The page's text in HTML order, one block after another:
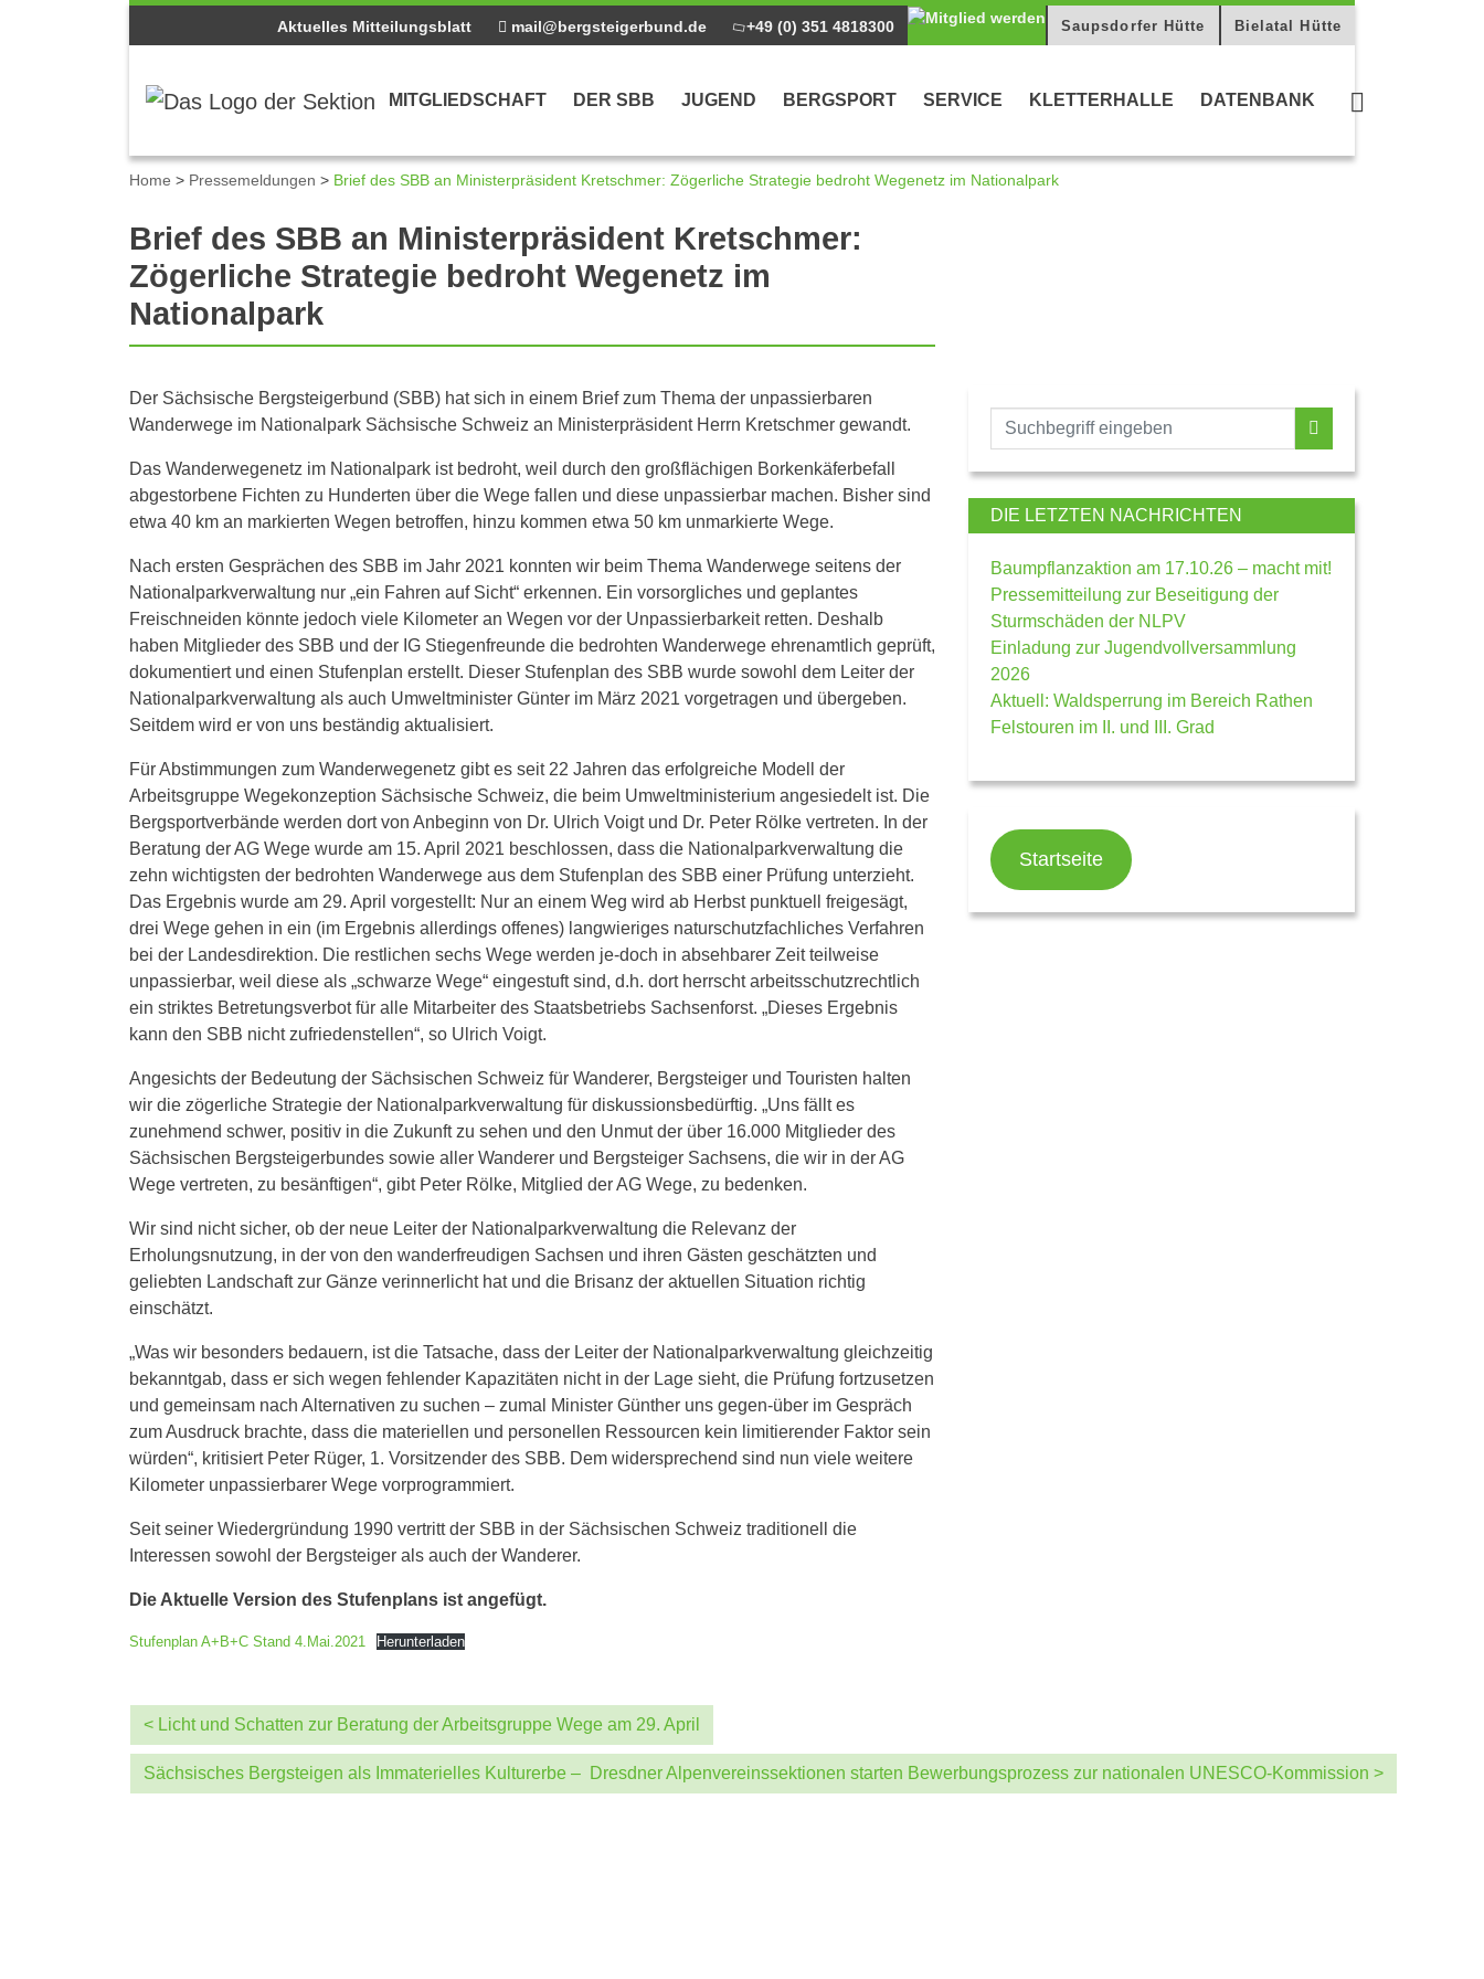
Aktuelles Mitteilungsblatt mail@bergsteigerbund.de +49 (0) 351 4818300 Saupsdorfer Hütte Bielatal Hütte
MITGLIEDSCHAFT DER SBB JUGEND BERGSPORT SERVICE KLETTERHALLE DATENBANK
Home > Pressemeldungen > Brief des SBB an Ministerpräsident Kretschmer: Zögerliche Strategie bedroht Wegenetz im Nationalpark
Brief des SBB an Ministerpräsident Kretschmer:
Zögerliche Strategie bedroht Wegenetz im
Nationalpark
Der Sächsische Bergsteigerbund (SBB) hat sich in einem Brief zum Thema der unpassierbaren
Wanderwege im Nationalpark Sächsische Schweiz an Ministerpräsident Herrn Kretschmer gewandt.
Das Wanderwegenetz im Nationalpark ist bedroht, weil durch den großflächigen Borkenkäferbefall
abgestorbene Fichten zu Hunderten über die Wege fallen und diese unpassierbar machen. Bisher sind
etwa 40 km an markierten Wegen betroffen, hinzu kommen etwa 50 km unmarkierte Wege.
Nach ersten Gesprächen des SBB im Jahr 2021 konnten wir beim Thema Wanderwege seitens der
Nationalparkverwaltung nur „ein Fahren auf Sicht“ erkennen. Ein vorsorgliches und geplantes
Freischneiden könnte jedoch viele Kilometer an Wegen vor der Unpassierbarkeit retten. Deshalb
haben Mitglieder des SBB und der IG Stiegenfreunde die bedrohten Wanderwege ehrenamtlich geprüft,
dokumentiert und einen Stufenplan erstellt. Dieser Stufenplan des SBB wurde sowohl dem Leiter der
Nationalparkverwaltung als auch Umweltminister Günter im März 2021 vorgetragen und übergeben.
Seitdem wird er von uns beständig aktualisiert.
Für Abstimmungen zum Wanderwegenetz gibt es seit 22 Jahren das erfolgreiche Modell der
Arbeitsgruppe Wegekonzeption Sächsische Schweiz, die beim Umweltministerium angesiedelt ist. Die
Bergsportverbände werden dort von Anbeginn von Dr. Ulrich Voigt und Dr. Peter Rölke vertreten. In der
Beratung der AG Wege wurde am 15. April 2021 beschlossen, dass die Nationalparkverwaltung die
zehn wichtigsten der bedrohten Wanderwege aus dem Stufenplan des SBB einer Prüfung unterzieht.
Das Ergebnis wurde am 29. April vorgestellt: Nur an einem Weg wird ab Herbst punktuell freigesägt,
drei Wege gehen in ein (im Ergebnis allerdings offenes) langwieriges naturschutzfachliches Verfahren
bei der Landesdirektion. Die restlichen sechs Wege werden je-doch in absehbarer Zeit teilweise
unpassierbar, weil diese als „schwarze Wege“ eingestuft sind, d.h. dort herrscht arbeitsschutzrechtlich
ein striktes Betretungsverbot für alle Mitarbeiter des Staatsbetriebs Sachsenforst. „Dieses Ergebnis
kann den SBB nicht zufriedenstellen“, so Ulrich Voigt.
Angesichts der Bedeutung der Sächsischen Schweiz für Wanderer, Bergsteiger und Touristen halten
wir die zögerliche Strategie der Nationalparkverwaltung für diskussionsbedürftig. „Uns fällt es
zunehmend schwer, positiv in die Zukunft zu sehen und den Unmut der über 16.000 Mitglieder des
Sächsischen Bergsteigerbundes sowie aller Wanderer und Bergsteiger Sachsens, die wir in der AG
Wege vertreten, zu besänftigen“, gibt Peter Rölke, Mitglied der AG Wege, zu bedenken.
Wir sind nicht sicher, ob der neue Leiter der Nationalparkverwaltung die Relevanz der
Erholungsnutzung, in der von den wanderfreudigen Sachsen und ihren Gästen geschätzten und
geliebten Landschaft zur Gänze verinnerlicht hat und die Brisanz der aktuellen Situation richtig
einschätzt.
„Was wir besonders bedauern, ist die Tatsache, dass der Leiter der Nationalparkverwaltung gleichzeitig
bekanntgab, dass er sich wegen fehlender Kapazitäten nicht in der Lage sieht, die Prüfung fortzusetzen
und gemeinsam nach Alternativen zu suchen – zumal Minister Günther uns gegen-über im Gespräch
zum Ausdruck brachte, dass die materiellen und personellen Ressourcen kein limitierender Faktor sein
würden“, kritisiert Peter Rüger, 1. Vorsitzender des SBB. Dem widersprechend sind nun viele weitere
Kilometer unpassierbarer Wege vorprogrammiert.
Seit seiner Wiedergründung 1990 vertritt der SBB in der Sächsischen Schweiz traditionell die
Interessen sowohl der Bergsteiger als auch der Wanderer.
Die Aktuelle Version des Stufenplans ist angefügt.
Stufenplan A+B+C Stand 4.Mai.2021 Herunterladen
< Licht und Schatten zur Beratung der Arbeitsgruppe Wege am 29. April
Sächsisches Bergsteigen als Immaterielles Kulturerbe – Dresdner Alpenvereinssektionen starten Bewerbungsprozess zur nationalen UNESCO-Kommission >
DIE LETZTEN NACHRICHTEN
Baumpflanzaktion am 17.10.26 – macht mit!
Pressemitteilung zur Beseitigung der
Sturmschäden der NLPV
Einladung zur Jugendvollversammlung
2026
Aktuell: Waldsperrung im Bereich Rathen
Felstouren im II. und III. Grad
Startseite